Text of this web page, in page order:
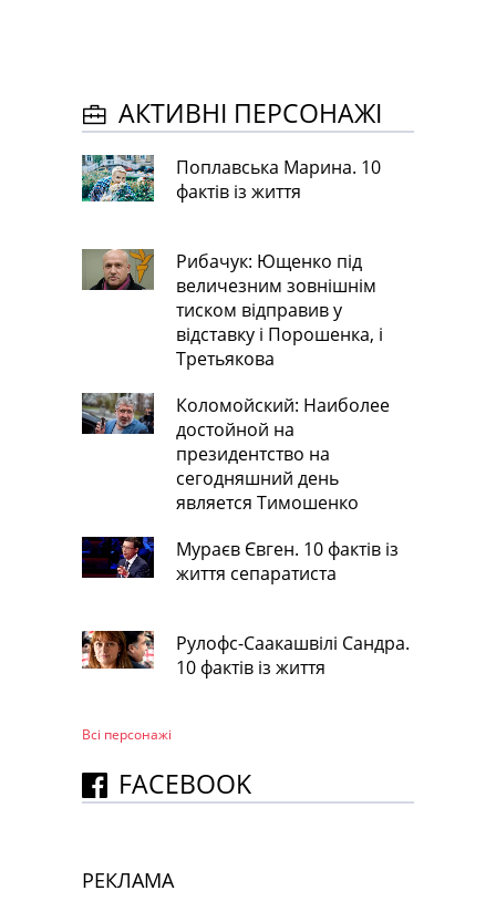
АКТИВНІ ПЕРСОНАЖІ
Поплавська Марина. 10
фактів із життя
Рибачук: Ющенко під
величезним зовнішнім
тиском відправив у
відставку і Порошенка, і
Третьякова
Коломойский: Наиболее
достойной на
президентство на
сегодняшний день
является Тимошенко
Мураєв Євген. 10 фактів із
життя сепаратиста
Рулофс-Саакашвілі Сандра.
10 фактів із життя
Всі персонажi
FACEBOOK
РЕКЛАМА